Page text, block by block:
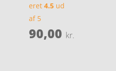
eret 4.5ud
af 5
90,00 kr.